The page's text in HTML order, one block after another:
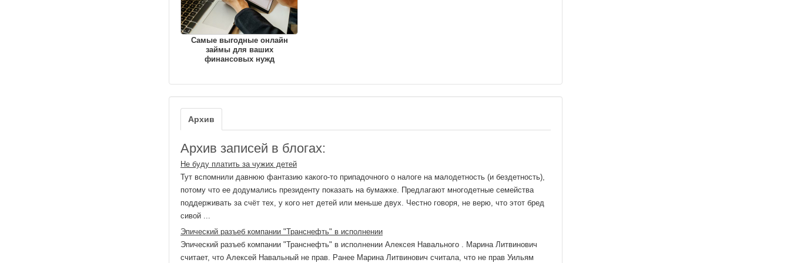
Самые выгодные онлайн
займы для ваших
финансовых нужд
Архив
Архив записей в блогах:
Не буду платить за чужих детей
Тут вспомнили давнюю фантазию какого-то припадочного о налоге на малодетность (и бездетность),
потому что ее додумались президенту показать на бумажке. Предлагают многодетные семейства
поддерживать за счёт тех, у кого нет детей или меньше двух. Честно говоря, не верю, что этот бред
сивой ...
Эпический разъеб компании "Транснефть" в исполнении
Эпический разъеб компании "Транснефть" в исполнении Алексея Навального . Марина Литвинович
считает, что Алексей Навальный не прав. Ранее Марина Литвинович считала, что не прав Уильям